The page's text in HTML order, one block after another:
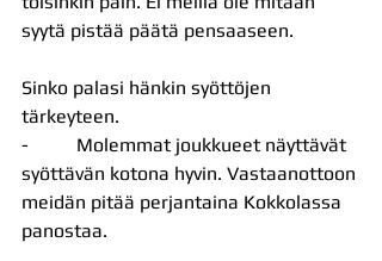
syytä pistää päätä pensaaseen.
Sinko palasi hänkin syöttöjen
tärkeyteen.
-          Molemmat joukkueet näyttävät
syöttävän kotona hyvin. Vastaanottoon
meidän pitää perjantaina Kokkolassa
panostaa.